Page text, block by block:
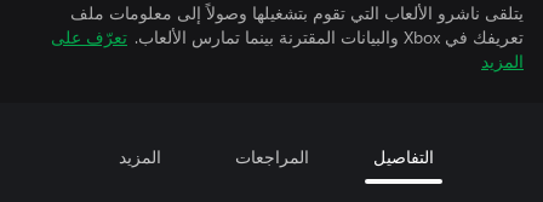
يتلقى ناشرو الألعاب التي تقوم بتشغيلها وصولاً إلى معلومات ملف
تعريفك في Xbox والبيانات المقترنة بينما تمارس الألعاب.
تعرّف على
المزيد
التفاصيل المراجعات المزيد